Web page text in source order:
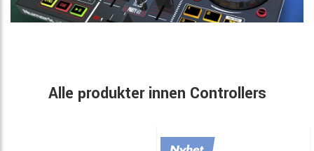
Alle produkter innen Controllers